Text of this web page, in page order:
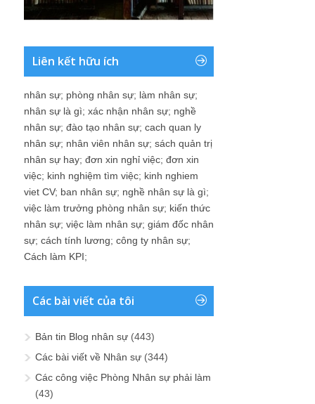
Liên kết hữu ích
nhân sự; phòng nhân sự; làm nhân sự;
nhân sự là gì; xác nhận nhân sự; nghề
nhân sự; đào tạo nhân sự; cach quan ly
nhân sự; nhân viên nhân sự; sách quản trị
nhân sự hay; đơn xin nghỉ việc; đơn xin
việc; kinh nghiệm tìm việc; kinh nghiem
viet CV; ban nhân sự; nghề nhân sự là gì;
việc làm trưởng phòng nhân sự; kiến thức
nhân sự; việc làm nhân sự; giám đốc nhân
sự; cách tính lương; công ty nhân sự;
Cách làm KPI;
Các bài viết của tôi
Bản tin Blog nhân sự (443)
Các bài viết về Nhân sự (344)
Các công việc Phòng Nhân sự phải làm
(43)